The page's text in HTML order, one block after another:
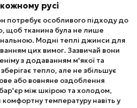
русі
потребує особливого підходу до
щоб тканина була не лише
Модні теплі джинси для
цих вимог. Зазвичай вони
з додаванням м'якої та
тепло, але не збільшує
або вовняне оздоблення
між шкірою та холодом,
температуру навіть у